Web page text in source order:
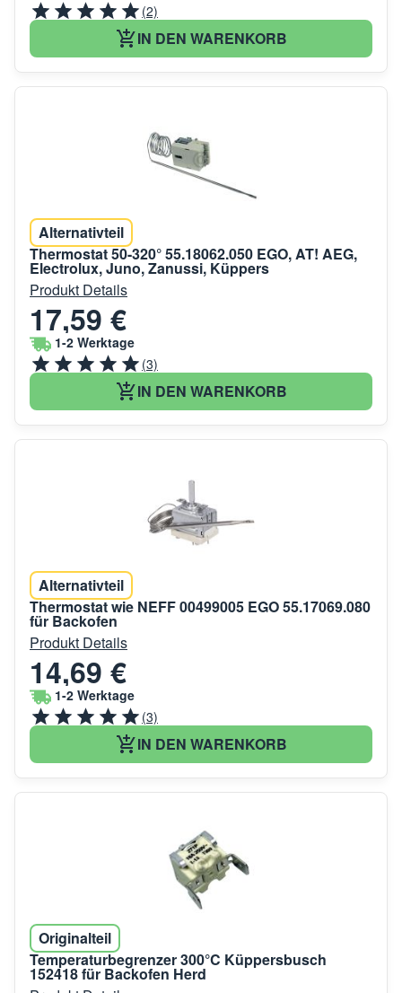
(2)
IN DEN WARENKORB
Alternativteil
Thermostat 50-320° 55.18062.050 EGO, AT! AEG,
Electrolux, Juno, Zanussi, Küppers
Produkt Details
17,59 €
1-2 Werktage
(3)
IN DEN WARENKORB
Alternativteil
Thermostat wie NEFF 00499005 EGO 55.17069.080
für Backofen
Produkt Details
14,69 €
1-2 Werktage
(3)
IN DEN WARENKORB
Originalteil
Temperaturbegrenzer 300°C Küppersbusch
152418 für Backofen Herd